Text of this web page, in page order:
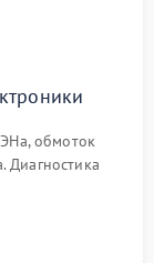
обмоток
Диагностика
мутности,
управления.